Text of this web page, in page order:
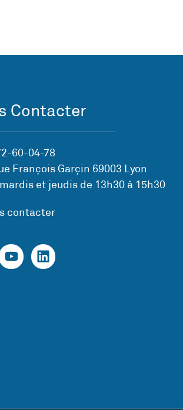
Contacter
60-04-78
François Garçin 69003 Lyon
et jeudis de 13h30 à 15h30
contacter